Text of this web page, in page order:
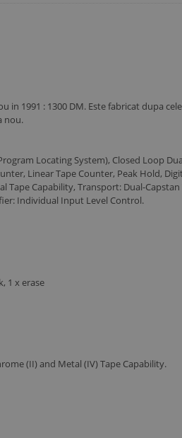
in 1991 : 1300 DM. Este fabricat dupa
ca nou. Casetofon deck
Locating System), Closed Loop
Linear Tape Counter, Peak Hold,
Tape Capability, Transport: Dual-
Individual Input Level Control.
1 x erase
(II) and Metal (IV) Tape Capability.